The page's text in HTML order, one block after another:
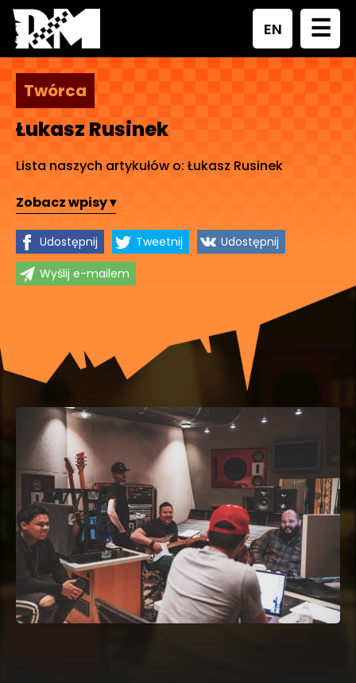
Twórca
Łukasz Rusinek
Lista naszych artykułów o: Łukasz Rusinek
Zobacz wpisy ▾
Udostępnij Tweetnij
Udostępnij
Wyślij e-mailem
☰
EN